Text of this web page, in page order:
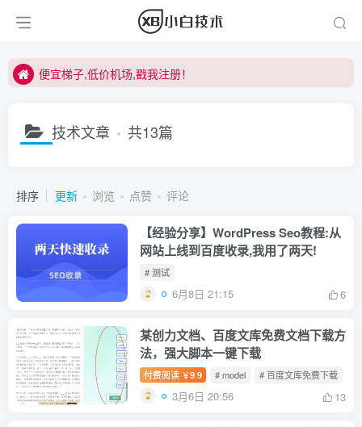
便宜梯子,低价机场,戳我注册！
便宜梯子,低价机场,戳我注册！
技术文章 共13篇
排序 更新 浏览 点赞 评论
【经验分享】WordPress Seo教程:从
网站上线到百度收录,我用了两天!
# 测试
6月8日 21:15 6
某创力文档、百度文库免费文档下载方
法，强大脚本一键下载
付费阅读 ￥9.9 # model # 百度文库免费下载
3月6日 20:56 13